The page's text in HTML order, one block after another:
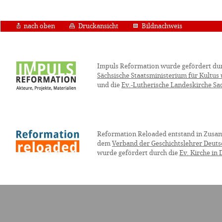
nach oben Druckansicht Bildnachweis
Impuls Reformation wurde gefördert
Sächsische Staatsministerium für Kultus
und die Ev.-Lutherische Landeskirche
Reformation Reloaded entstand in
dem Verband der Geschichtslehrer
wurde gefördert durch die Ev. Kirche in